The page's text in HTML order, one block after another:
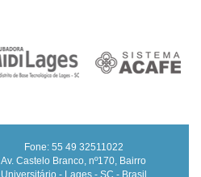
Fone: 55 49 32511022
Av. Castelo Branco, nº170, Bairro
Universitário - Lages - SC - Brasil